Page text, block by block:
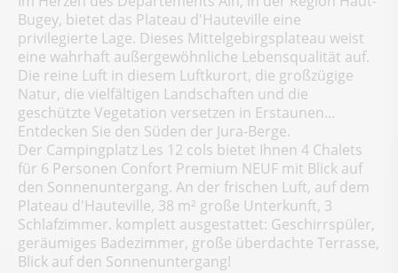
Bugey, bietet das Plateau d'Hauteville eine
privilegierte Lage. Dieses Mittelgebirgsplateau weist
eine wahrhaft außergewöhnliche Lebensqualität auf.
Die reine Luft in diesem Luftkurort, die großzügige
Natur, die vielfältigen Landschaften und die
geschützte Vegetation versetzen in Erstaunen...
Entdecken Sie den Süden der Jura-Berge.
Der Campingplatz Les 12 cols bietet Ihnen 4 Chalets
für 6 Personen Confort Premium NEUF mit Blick auf
den Sonnenuntergang. An der frischen Luft, auf dem
Plateau d'Hauteville, 38 m² große Unterkunft, 3
Schlafzimmer. komplett ausgestattet: Geschirrspüler,
geräumiges Badezimmer, große überdachte Terrasse,
Blick auf den Sonnenuntergang!